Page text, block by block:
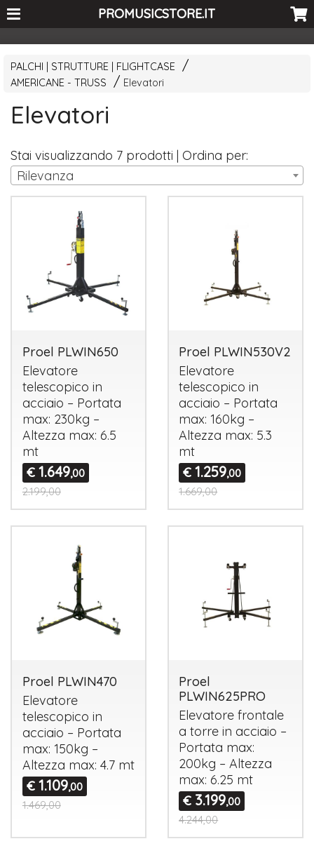
<-- Curio's GSC -->PROMUSICSTORE.IT
PALCHI | STRUTTURE | FLIGHTCASE
AMERICANE - TRUSS
Elevatori
Elevatori
Stai visualizzando 7 prodotti | Ordina per:
Rilevanza
Proel PLWIN650
Elevatore
telescopico in
acciaio – Portata
max: 230kg –
Altezza max: 6.5
mt
€ 1.649,00
2.199,00
Proel PLWIN530V2
Elevatore
telescopico in
acciaio – Portata
max: 160kg –
Altezza max: 5.3
mt
€ 1.259,00
1.669,00
Proel PLWIN470
Elevatore
telescopico in
acciaio – Portata
max: 150kg –
Altezza max: 4.7 mt
€ 1.109,00
1.469,00
Proel
PLWIN625PRO
Elevatore frontale
a torre in acciaio –
Portata max:
200kg – Altezza
max: 6.25 mt
€ 3.199,00
4.244,00